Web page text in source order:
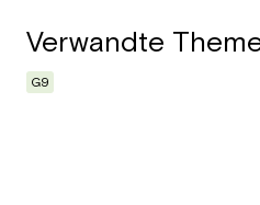
Verwandte
G9